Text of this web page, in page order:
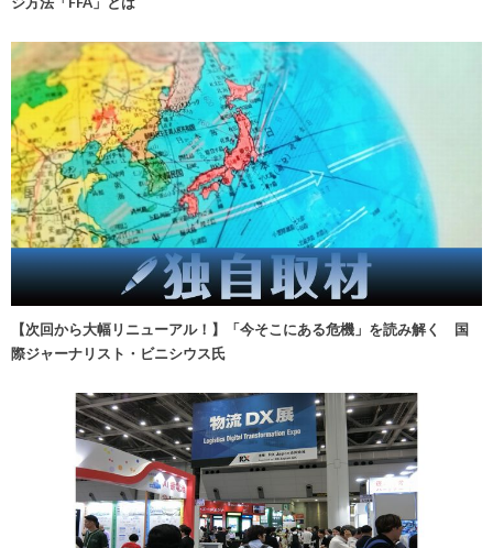
【次回から大幅リニューアル！】「今そこにある危機」を読み解く 国
際ジャーナリスト・ビニシウス氏